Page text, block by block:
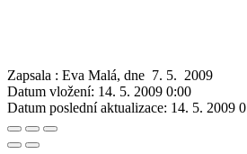
Zapsala : Eva Malá, dne 7. 5. 2009
Datum vložení: 14. 5. 2009 0:00
Datum poslední aktualizace: 14. 5. 2009